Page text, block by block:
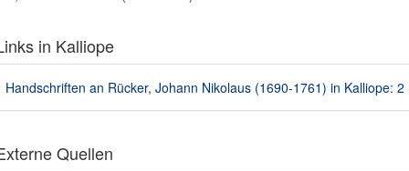
in Kalliope
Handschriften an Rücker, Johann Nikolaus (1690-1761) in Kalliope: 2
Quellen